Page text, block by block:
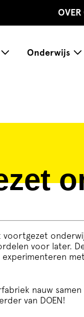
OVER
Onderwijs
voor later.
nauw
van DOEN!